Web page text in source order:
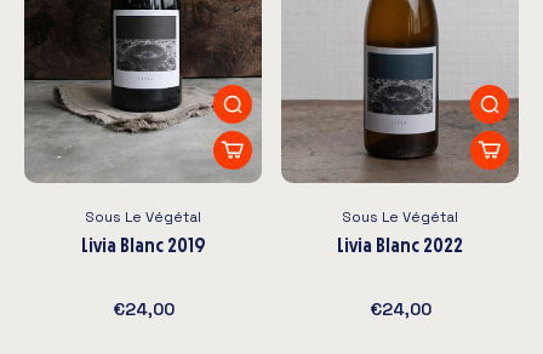
Sous Le Végétal
Livia Blanc 2019
€24,00
Sous Le Végétal
Livia Blanc 2022
€24,00